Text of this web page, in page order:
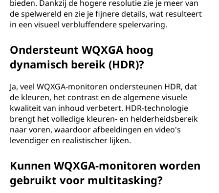
bieden. Dankzij de hogere resolutie zie je meer van
de spelwereld en zie je fijnere details, wat resulteert
in een visueel verbluffendere spelervaring.
Ondersteunt WQXGA hoog
dynamisch bereik (HDR)?
Ja, veel WQXGA-monitoren ondersteunen HDR, dat
de kleuren, het contrast en de algemene visuele
kwaliteit van inhoud verbetert. HDR-technologie
brengt het volledige kleuren- en helderheidsbereik
naar voren, waardoor afbeeldingen en video's
levendiger en realistischer lijken.
Kunnen WQXGA-monitoren worden
gebruikt voor multitasking?